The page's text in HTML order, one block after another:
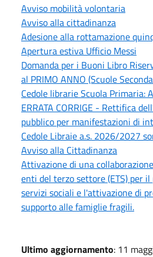
Avviso mobilità volontaria
Avviso alla cittadinanza
Adesione alla rottamazione
Apertura estiva Ufficio Messi
Domanda per i Buoni Libro
al PRIMO ANNO (Scuole
Cedole librarie Scuola Primaria:
ERRATA CORRIGE - Rettifica
pubblico per manifestazioni di
Cedole Libraie a.s. 2026/2027
Avviso alla Cittadinanza
Attivazione di una
enti del terzo settore (ETS) per
servizi sociali e l'attivazione di
supporto alle famiglie fragili.
Ultimo aggiornamento: 11